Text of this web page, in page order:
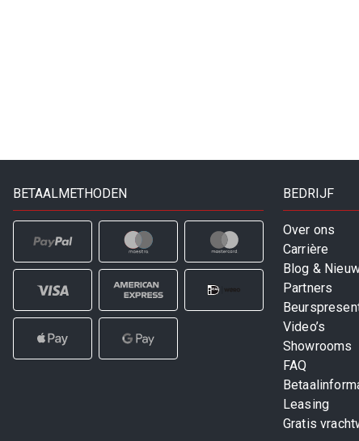
BETAALMETHODEN BEDRIJF
Over ons
Carrière
Blog &
Partners
Video’s
Showrooms
FAQ
Leasing
Gratis